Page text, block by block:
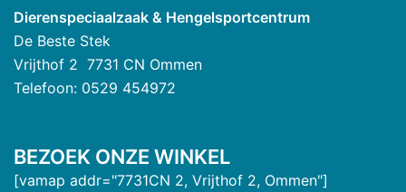
Dierenspeciaalzaak & Hengelsportcentrum
De Beste Stek
Vrijthof 2 7731 CN Ommen
Telefoon: 0529 454972
BEZOEK ONZE WINKEL
[vamap addr="7731CN 2, Vrijthof 2, Ommen"]